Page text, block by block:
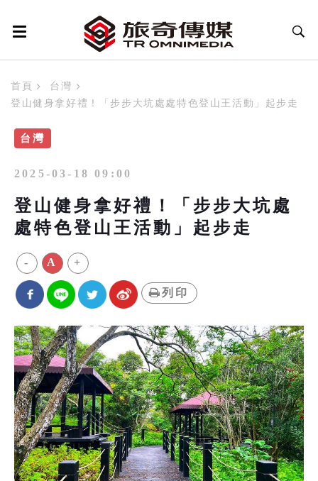
首頁
台灣
登山健身拿好禮！「步步大坑處處特色登山王活動」起步走
台灣
2025-03-18 09:00
登山健身拿好禮！「步步大坑處
處特色登山王活動」起步走
- A +
列印